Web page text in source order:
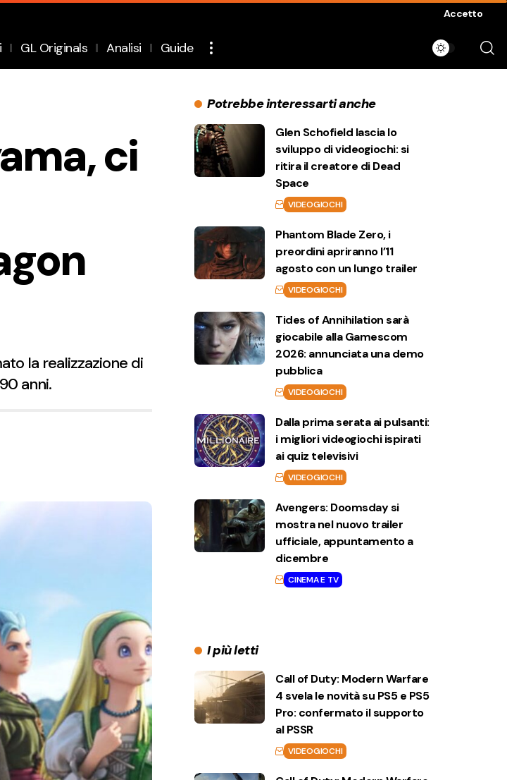
Accetto
GL Originals Analisi Guide
ci
la realizzazione di
anni.
Potrebbe interessarti anche
Glen Schofield lascia lo
sviluppo di videogiochi: si
ritira il creatore di Dead
Space
VIDEOGIOCHI
Phantom Blade Zero, i
preordini apriranno l’11
agosto con un lungo trailer
VIDEOGIOCHI
Tides of Annihilation sarà
giocabile alla Gamescom
2026: annunciata una demo
pubblica
VIDEOGIOCHI
Dalla prima serata ai pulsanti:
i migliori videogiochi ispirati
ai quiz televisivi
VIDEOGIOCHI
Avengers: Doomsday si
mostra nel nuovo trailer
ufficiale, appuntamento a
dicembre
CINEMA E TV
I più letti
Call of Duty: Modern Warfare
4 svela le novità su PS5 e PS5
Pro: confermato il supporto
al PSSR
VIDEOGIOCHI